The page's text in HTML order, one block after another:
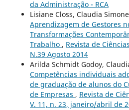
da Administração - RCA
Lisiane Closs, Claudia
Aprendizagem de Gestores
Transformações
Trabalho , Revista de
N.39 Agosto 2014
Arilda Schmidt Godoy,
Competências individuais
de graduação de alunos do
de Empresas , Revista de
V. 11, n. 23, janeiro/abril de